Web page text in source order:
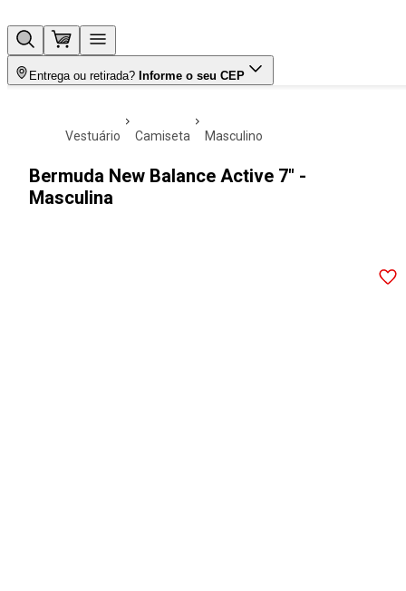
Entrega ou retirada? Informe o seu CEP
vestuário camiseta masculino
Bermuda New Balance Active 7" -
Masculina